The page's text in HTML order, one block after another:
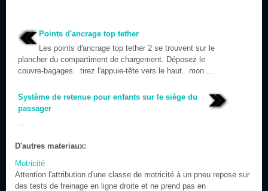
Points d'ancrage top tether
Les points d'ancrage top tether 2 se trouvent sur le
plancher du compartiment de chargement. Déposez le
couvre-bagages. tirez l'appuie-tête vers le haut. mon ...
Système de retenue pour enfants sur le siège du
passager
...
D'autres materiaux:
Motricité
Attention l'attribution d'une classe de motricité à un pneu repose sur
des tests de freinage en ligne droite et ne prend pas en